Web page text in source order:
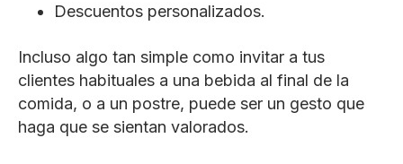
Descuentos personalizados.
Incluso algo tan simple como invitar a tus
clientes habituales a una bebida al final de la
comida, o a un postre, puede ser un gesto que
haga que se sientan valorados.